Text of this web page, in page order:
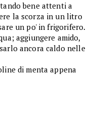
bene attenti a
la scorza in un litro
un po' in frigorifero.
aggiungere amido,
ancora caldo nelle
di menta appena